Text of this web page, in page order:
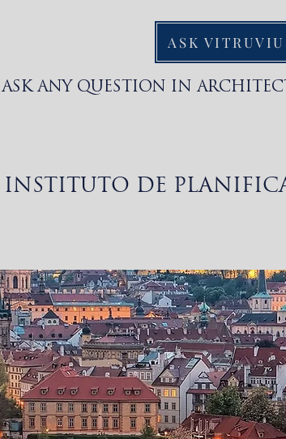
ASK
ASK ANY QUESTION IN
INSTITUTO DE